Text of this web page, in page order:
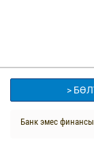
>
Банк эмес